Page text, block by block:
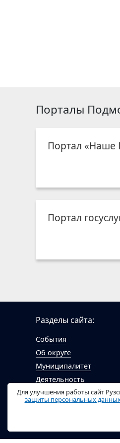
Порталы
Портал «Наше
Портал
Разделы сайта:
События
Об округе
Муниципалитет
Деятельность
Гражданам
Документы
Для улучшения работы сайт
защиты персональных